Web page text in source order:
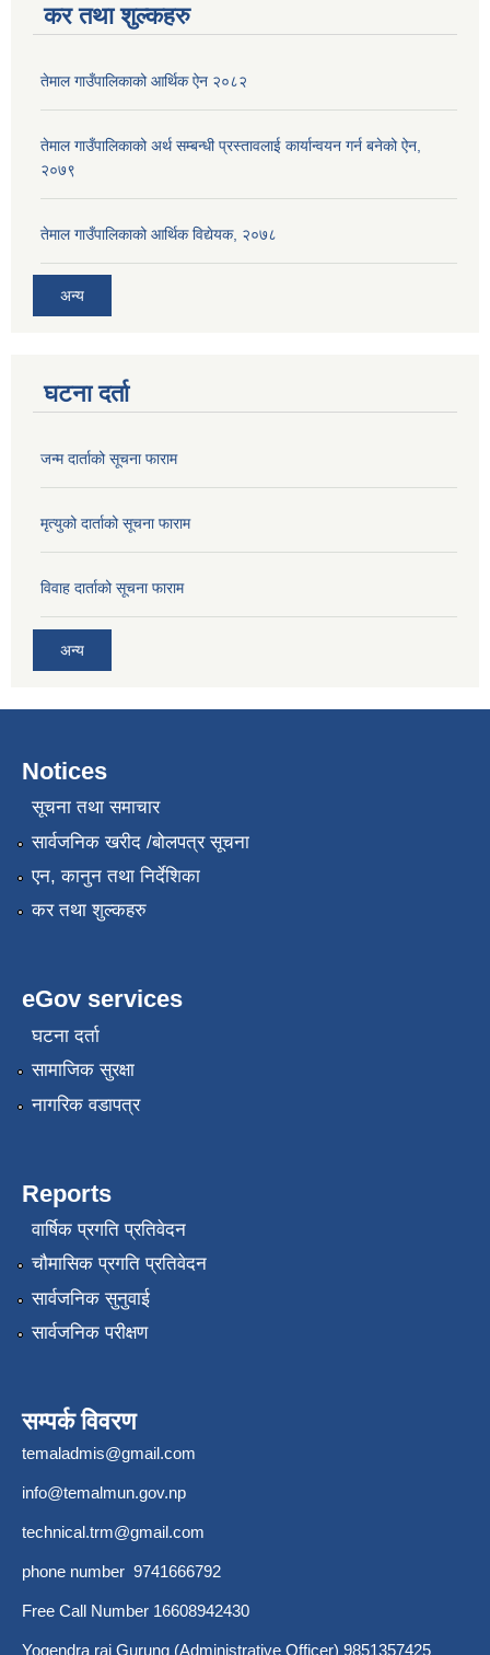
कर तथा शुल्कहरु
तेमाल गाउँपालिकाको आर्थिक ऐन २०८२
तेमाल गाउँपालिकाको अर्थ सम्बन्धी प्रस्तावलाई कार्यान्वयन गर्न बनेको ऐन,
२०७९
तेमाल गाउँपालिकाको आर्थिक विद्येयक, २०७८
अन्य
घटना दर्ता
जन्म दार्ताको सूचना फाराम
मृत्युको दार्ताको सूचना फाराम
विवाह दार्ताको सूचना फाराम
अन्य
Notices
सूचना तथा समाचार
सार्वजनिक खरीद /बोलपत्र सूचना
एन, कानुन तथा निर्देशिका
कर तथा शुल्कहरु
eGov services
घटना दर्ता
सामाजिक सुरक्षा
नागरिक वडापत्र
Reports
वार्षिक प्रगति प्रतिवेदन
चौमासिक प्रगति प्रतिवेदन
सार्वजनिक सुनुवाई
सार्वजनिक परीक्षण
सम्पर्क विवरण
temaladmis@gmail.com
info@temalmun.gov.np
technical.trm@gmail.com
phone number 9741666792
Free Call Number 16608942430
Yogendra raj Gurung (Administrative Officer) 9851357425